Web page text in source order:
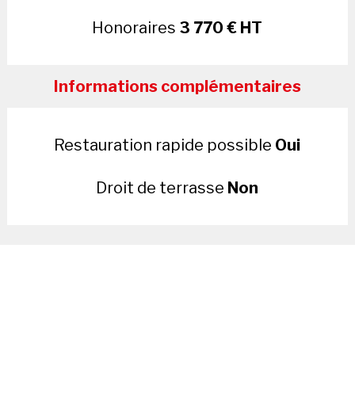
Honoraires 3 770 € HT
Informations complémentaires
Restauration rapide possible Oui
Droit de terrasse Non